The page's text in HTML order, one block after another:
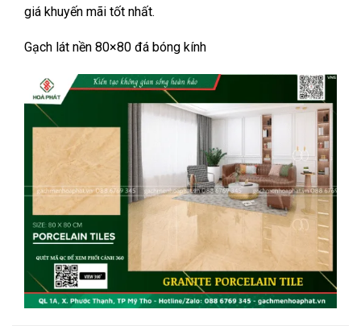
giá khuyến mãi tốt nhất.
Gạch lát nền 80×80 đá bóng kính